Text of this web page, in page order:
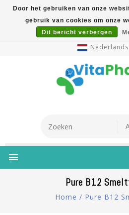
5% Korting Na Aanmelding
Verzending Vanaf €49 |
Nederlands
Pure B12
Home / Pure B12
Door het gebruiken van onze
gebruik van cookies om onze
Dit bericht verbergen